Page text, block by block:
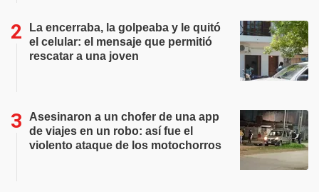
La encerraba, la golpeaba y le quitó
el celular: el mensaje que permitió
rescatar a una joven
Asesinaron a un chofer de una app
de viajes en un robo: así fue el
violento ataque de los motochorros